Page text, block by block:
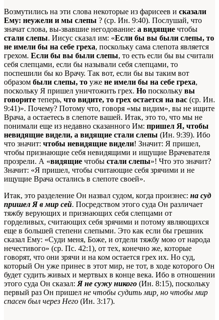
Возмутились на эти слова некоторые из фарисеев и сказали
Ему: неужели и мы слепы ? (ср. Ин. 9:40). Послушай, что
значат слова, вы-звавшие негодование: а видящие чтобы
стали слепы. Иисус сказал им: «Если бы вы были слепы, то
не имели бы на себе греха, поскольку сама слепота является
грехом. Если бы вы были слепы, то есть если бы вы считали
себя слепцами, если бы называли себя слепцами, то
поспешили бы ко Врачу. Так вот, если бы вы таким вот
образом были слепы, то уже не имели бы на себе греха,
поскольку Я пришел уничтожить грех. Но поскольку вы
говорите теперь, что видите, то грех остается на вас (ср. Ин.
9:41)». Почему? Потому что, говоря «мы видим», вы не ищите
Врача, а остаетесь в слепоте вашей. Итак, это то, что мы не
понимали еще из недавно сказанного Им: пришел Я, чтобы
невидящие видели, а видящие стали слепы (Ин. 9:39). Ибо
что значит: чтобы невидящие видели! Значит: Я пришел,
чтобы признающие себя невидящими и ищущие Врачевателя
прозрели. А «видящие чтобы стали слепы»! Что это значит?
Значит: «Я пришел, чтобы считающие себя зрячими и не
ищущие Врача остались в слепоте своей».
Итак, это разделение Он назвал судом, когда произнес: на суд
пришел Я в мир сей. Посредством этого суда Он различает
тяжбу верующих и признающих себя слепцами от
горделивых, считающих себя зрячими и потому являющихся
еще в большей степени слепыми. Это как если бы грешник
сказал Ему: «Суди меня, Боже, и отдели тяжбу мою от народа
нечестивого» (ср. Пс. 42:1), от тех, конечно же, которые
говорят, что они зрячи и на ком остается грех их. Но суд,
который Он уже принес в этот мир, не тот, в ходе которого Он
будет судить живых и мертвых в конце века. Ибо в отношении
этого суда Он сказал: Я не сужу никого (Ин. 8:15), поскольку
первый раз Он пришел не чтобы судить мир, но чтобы мир
спасен был через Него (Ин. 3:17).